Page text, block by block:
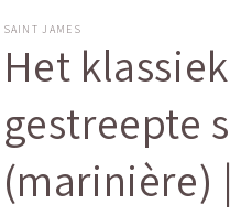
SAINT JAMES
Het
gestreepte
(marinière)